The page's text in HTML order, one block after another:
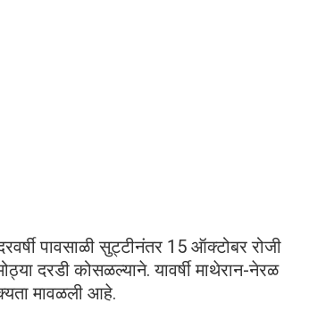
पावसाळी सुट्टीनंतर 15 ऑक्टोबर रोजी
दरडी कोसळल्याने. यावर्षी माथेरान-नेरळ
मावळली आहे.